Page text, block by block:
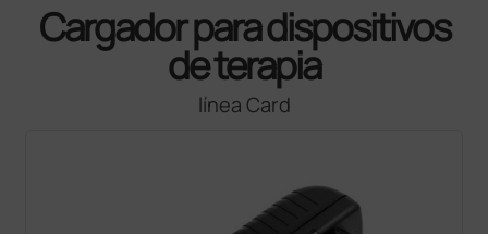
Cargador para dispositivos
de terapia
línea Card